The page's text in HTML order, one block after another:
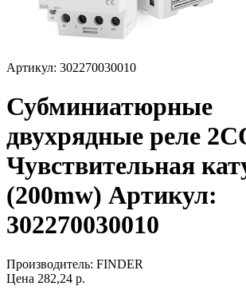
Артикул: 302270030010
Субминиатюрные
двухрядные реле
Чувствительная
(200mw) Артикул:
302270030010
Производитель: FINDER
Цена 282,24 р.